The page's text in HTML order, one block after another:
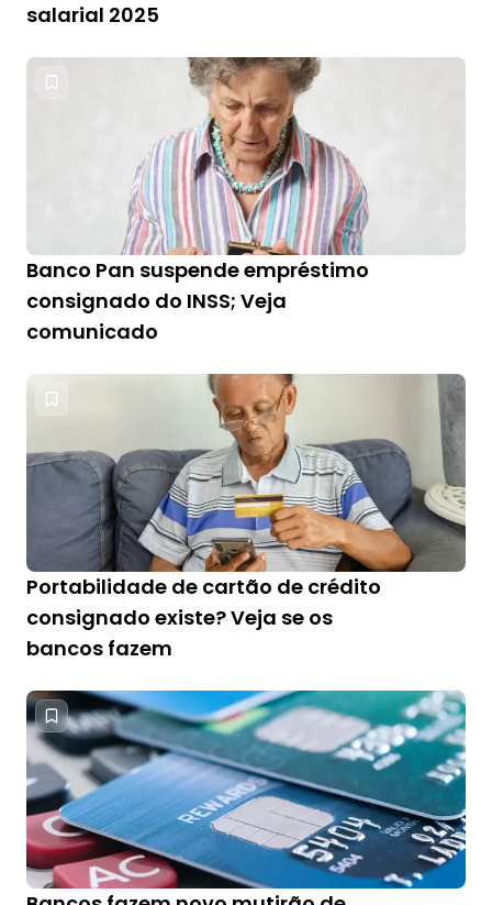
salarial 2025
Banco Pan suspende empréstimo
consignado do INSS; Veja
comunicado
Portabilidade de cartão de crédito
consignado existe? Veja se os
bancos fazem